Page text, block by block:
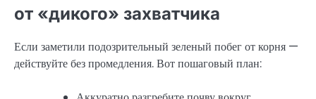
от «дикого» захватчика
Если заметили подозрительный зеленый побег от корня —
действуйте без промедления. Вот пошаговый план: